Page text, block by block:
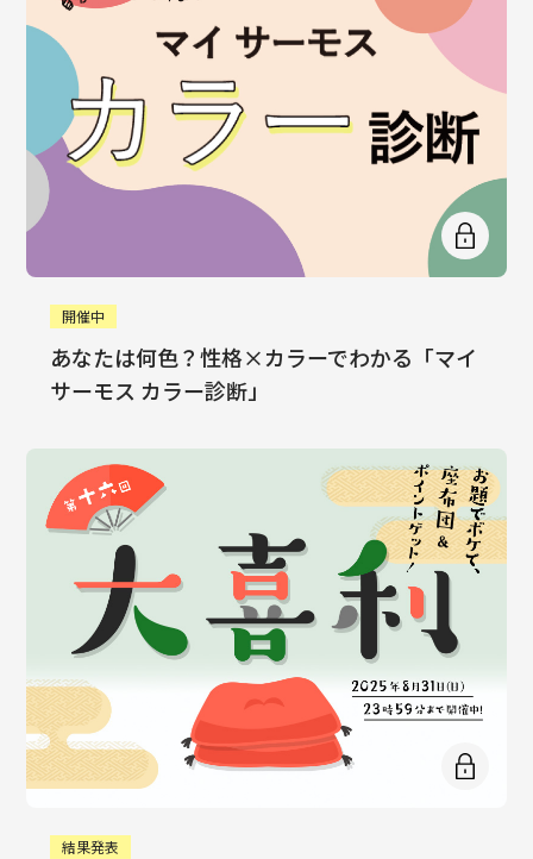
開催中
あなたは何色？性格×カラーでわかる「マイ
サーモス カラー診断」
結果発表